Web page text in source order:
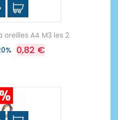
oreilles A4 M3 les 2
0,82 €